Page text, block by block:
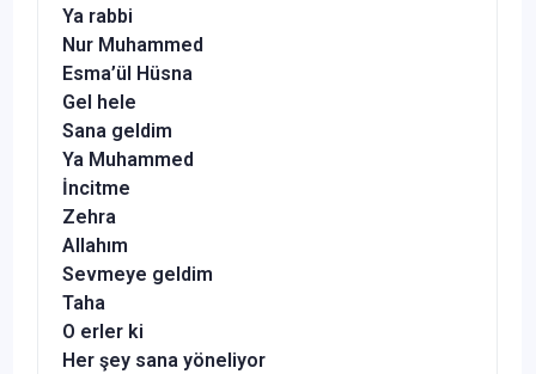
Ya rabbi
Nur Muhammed
Esma’ül Hüsna
Gel hele
Sana geldim
Ya Muhammed
İncitme
Zehra
Allahım
Sevmeye geldim
Taha
O erler ki
Her şey sana yöneliyor